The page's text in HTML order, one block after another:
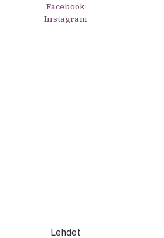
Facebook
Instagram
Lehdet